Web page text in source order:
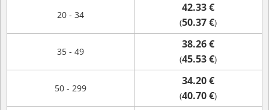
20 - 34
42.33 €
(50.37 €)
35 - 49
38.26 €
(45.53 €)
50 - 299
34.20 €
(40.70 €)